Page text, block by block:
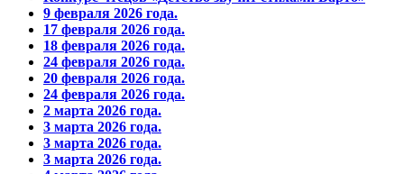
9 февраля 2026 года.
17 февраля 2026 года.
18 февраля 2026 года.
24 февраля 2026 года.
20 февраля 2026 года.
24 февраля 2026 года.
2 марта 2026 года.
3 марта 2026 года.
3 марта 2026 года.
3 марта 2026 года.